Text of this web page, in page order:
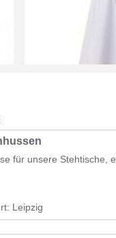
für unsere Stehtische,
Leipzig